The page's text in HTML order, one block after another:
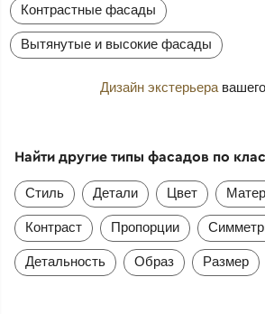
Контрастные фасады
Вытянутые и высокие фасады
Дизайн экстерьера
Найти другие типы фасадов по
Стиль Детали Цвет
Контраст Пропорции
Детальность Образ Размер